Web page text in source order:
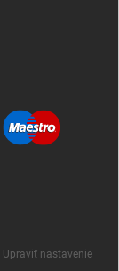
Upraviť nastavenie